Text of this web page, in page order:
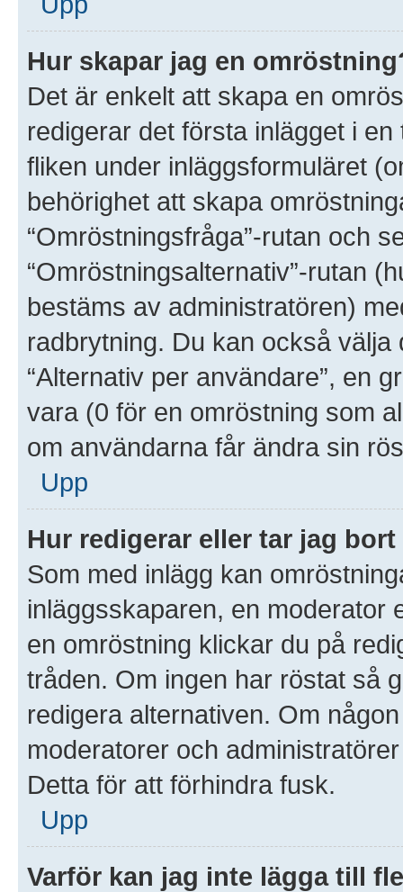
Hur skapar jag en
Det är enkelt att skapa en
redigerar det första inlägget i
fliken under inläggsformuläret
behörighet att skapa
“Omröstningsfråga”-rutan och
“Omröstningsalternativ”-rutan
bestäms av administratören)
radbrytning. Du kan också
“Alternativ per användare”, en
vara (0 för en omröstning som
om användarna får ändra sin
Upp
Hur redigerar eller tar jag
Som med inlägg kan
inläggsskaparen, en moderator
en omröstning klickar du på
tråden. Om ingen har röstat så
redigera alternativen. Om
moderatorer och
Detta för att förhindra fusk.
Upp
Varför kan jag inte lägga till